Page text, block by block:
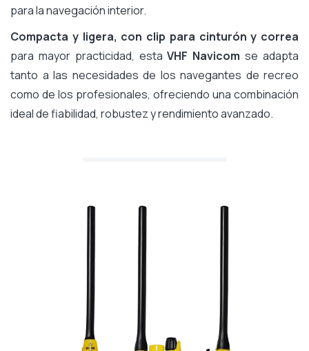
para la navegación interior.
Compacta y ligera, con clip para cinturón y correa
para mayor practicidad, estaVHF Navicom se adapta
tanto a las necesidades de los navegantes de recreo
como de los profesionales, ofreciendo una combinación
ideal de fiabilidad, robustez y rendimiento avanzado.